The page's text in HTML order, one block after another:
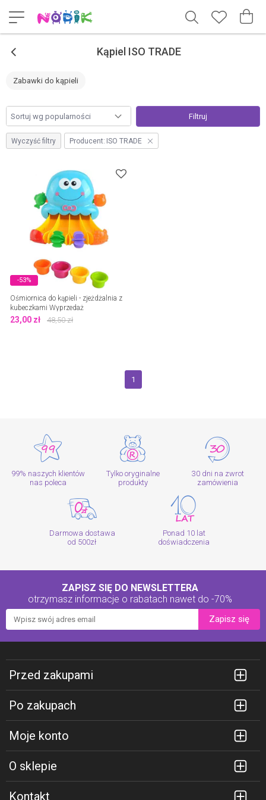
< Kąpiel ISO TRADE
Zabawki do kąpieli
Filtruj
Wyczyść filtry Producent: ISO TRADE
-53%
Ośmiornica do kąpieli - zjeżdżalnia z
kubeczkami Wyprzedaż
23,00 zł 48,50zł
1
99% naszych klientów
nas poleca
Tylko oryginalne
produkty
30 dni na zwrot
zamówienia
Darmowa dostawa
od 500zł
Ponad 10 lat
doświadczenia
ZAPISZ SIĘ DO NEWSLETTERA
otrzymasz informacje o rabatach nawet do -70%
Zapisz się
Przed zakupami
Po zakupach
Moje konto
O sklepie
Kontakt